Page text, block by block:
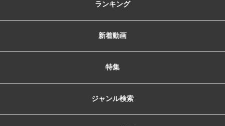
ランキング
新着動画
特集
ジャンル検索